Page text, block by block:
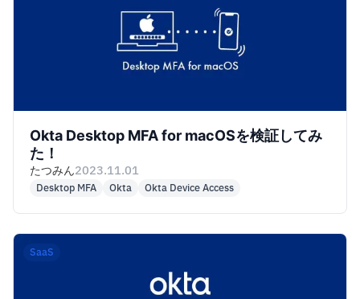
Okta Desktop MFA for macOSを検証してみ
た！
たつみん2023.11.01
Desktop MFA Okta Okta Device Access
SaaS